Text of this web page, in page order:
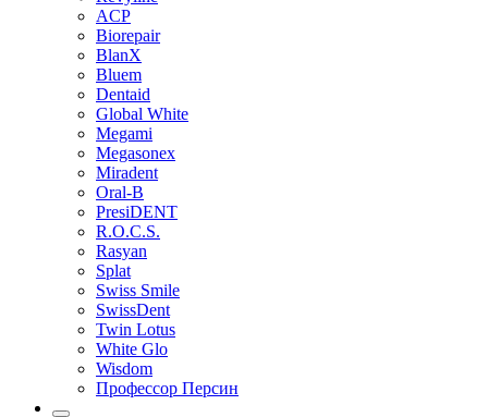
ACP
Biorepair
BlanX
Bluem
Dentaid
Global White
Megami
Megasonex
Miradent
Oral-B
PresiDENT
R.O.C.S.
Rasyan
Splat
Swiss Smile
SwissDent
Twin Lotus
White Glo
Wisdom
Профессор Персин